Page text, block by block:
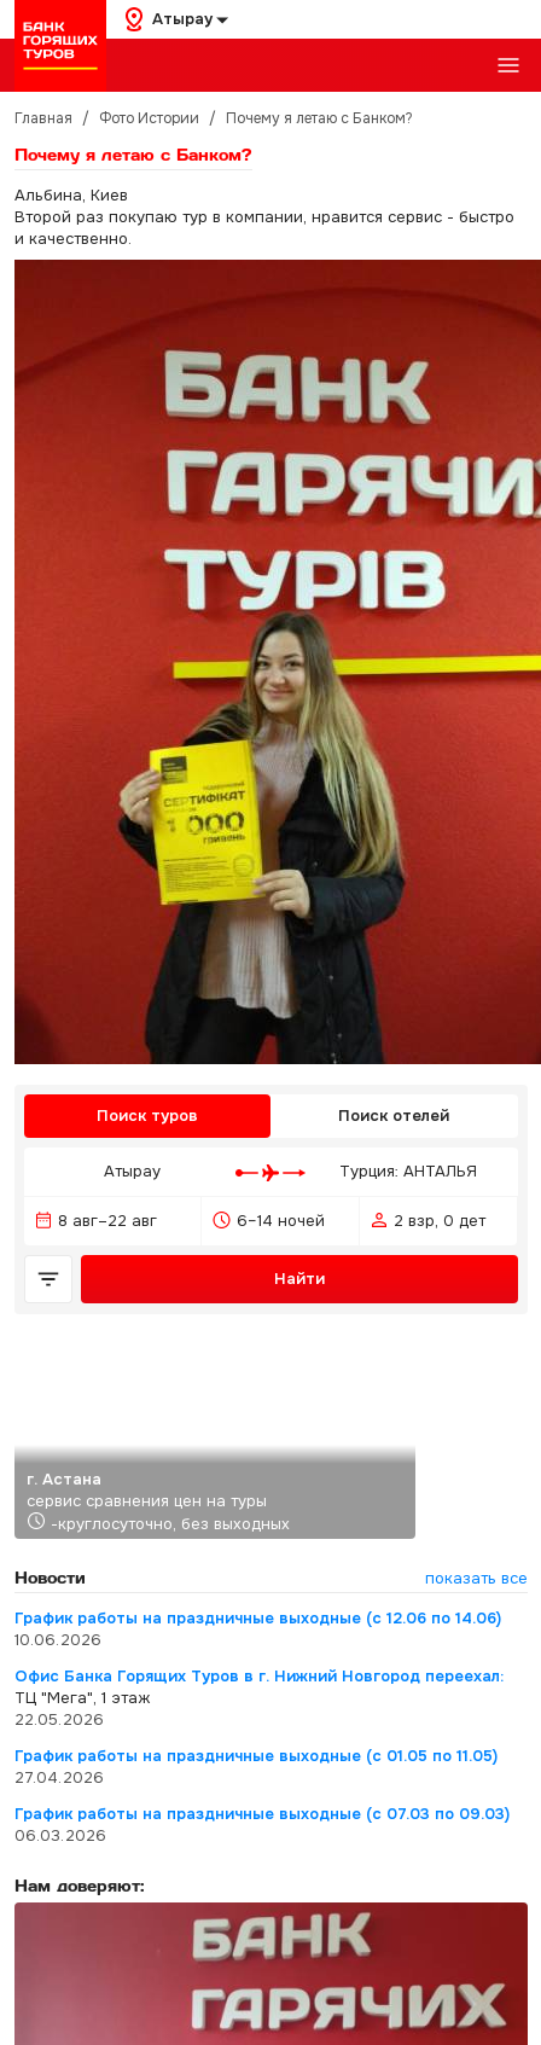
Атырау
Главная / Фото Истории / Почему я летаю с Банком?
Почему я летаю с Банком?
Альбина, Киев
Второй раз покупаю тур в компании, нравится сервис - быстро
и качественно.
Поиск туров Поиск отелей
Атырау Турция: АНТАЛЬЯ
8 авг–22 авг 6–14 ночей 2 взр, 0 дет
Найти
г. Астана
сервис сравнения цен на туры
-круглосуточно, без выходных
Новости
показать все
График работы на праздничные выходные (с 12.06 по 14.06)
10.06.2026
Офис Банка Горящих Туров в г. Нижний Новгород переехал:
ТЦ "Мега", 1 этаж
22.05.2026
График работы на праздничные выходные (с 01.05 по 11.05)
27.04.2026
График работы на праздничные выходные (с 07.03 по 09.03)
06.03.2026
Нам доверяют: